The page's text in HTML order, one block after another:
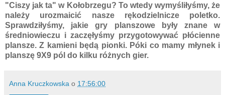
"Ciszy jak ta" w Kołobrzegu? To wtedy wymyśliłyśmy, że
należy urozmaicić nasze rękodzielnicze poletko.
Sprawdziłyśmy, jakie gry planszowe były znane w
średniowieczu i zaczęłyśmy przygotowywać płócienne
plansze. Z kamieni będą pionki. Póki co mamy młynek i
planszę 9X9 pól do kilku różnych gier.
Anna Kruczkowska o 17:56:00